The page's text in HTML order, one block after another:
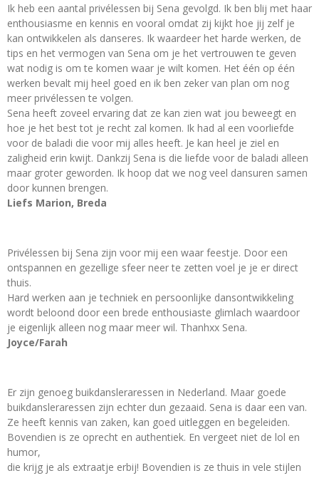
Ik heb een aantal privélessen bij Sena gevolgd. Ik ben blij met haar
enthousiasme en kennis en vooral omdat zij kijkt hoe jij zelf je
kan ontwikkelen als danseres. Ik waardeer het harde werken, de
tips en het vermogen van Sena om je het vertrouwen te geven
wat nodig is om te komen waar je wilt komen. Het één op één
werken bevalt mij heel goed en ik ben zeker van plan om nog
meer privélessen te volgen.
Sena heeft zoveel ervaring dat ze kan zien wat jou beweegt en
hoe je het best tot je recht zal komen. Ik had al een voorliefde
voor de baladi die voor mij alles heeft. Je kan heel je ziel en
zaligheid erin kwijt. Dankzij Sena is die liefde voor de baladi alleen
maar groter geworden. Ik hoop dat we nog veel dansuren samen
door kunnen brengen.
Liefs Marion, Breda
Privélessen bij Sena zijn voor mij een waar feestje. Door een
ontspannen en gezellige sfeer neer te zetten voel je je er direct
thuis.
Hard werken aan je techniek en persoonlijke dansontwikkeling
wordt beloond door een brede enthousiaste glimlach waardoor
je eigenlijk alleen nog maar meer wil. Thanhxx Sena.
Joyce/Farah
Er zijn genoeg buikdansleraressen in Nederland. Maar goede
buikdansleraressen zijn echter dun gezaaid. Sena is daar een van.
Ze heeft kennis van zaken, kan goed uitleggen en begeleiden.
Bovendien is ze oprecht en authentiek. En vergeet niet de lol en
humor,
die krijg je als extraatje erbij! Bovendien is ze thuis in vele stijlen